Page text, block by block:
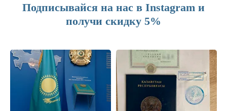
Подписывайся на нас в Instagram и
получи скидку 5%